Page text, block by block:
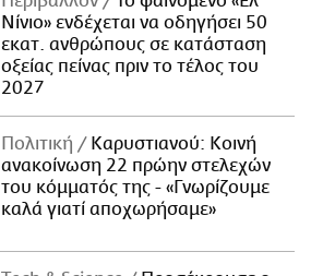
Νίνιο» ενδέχεται να οδηγήσει 50
εκατ. ανθρώπους σε κατάσταση
οξείας πείνας πριν το τέλος του
2027
Πολιτική
Καρυστιανού: Κοινή
ανακοίνωση 22 πρώην στελεχών
του κόμματός της - «Γνωρίζουμε
καλά γιατί αποχωρήσαμε»